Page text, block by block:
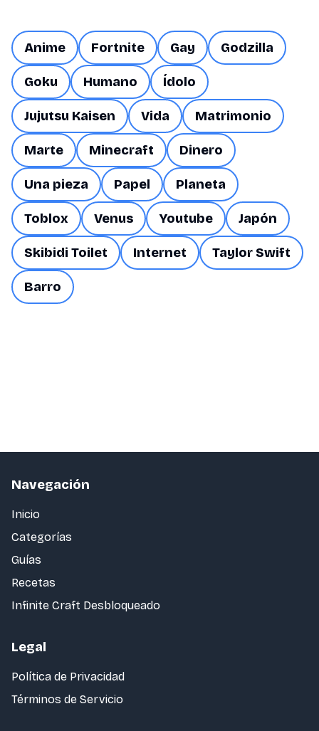
Anime Fortnite Gay Godzilla
Goku Humano Ídolo
Jujutsu Kaisen Vida Matrimonio
Marte Minecraft Dinero
Una pieza Papel Planeta
Toblox Venus Youtube Japón
Skibidi Toilet Internet Taylor Swift
Barro
Navegación
Inicio
Categorías
Guías
Recetas
Infinite Craft Desbloqueado
Legal
Política de Privacidad
Términos de Servicio